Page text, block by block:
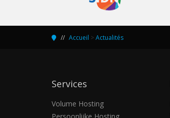
Accueil > Actualités
Services
Volume Hosting